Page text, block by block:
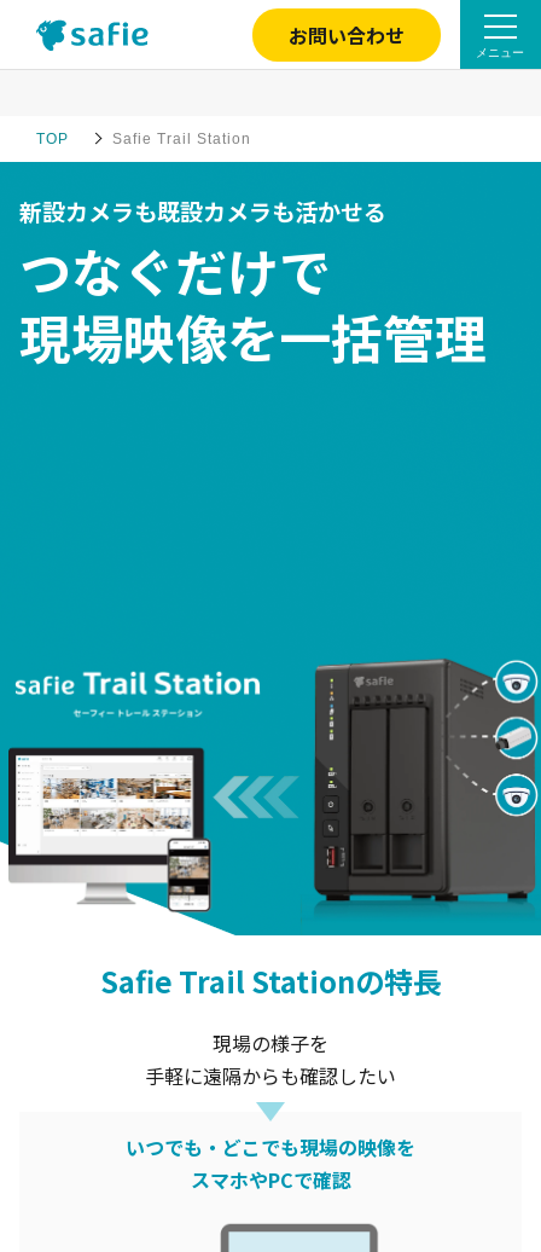
メニュー
お問い合わせ
TOP Safie Trail Station
新設カメラも既設カメラも活かせる
つなぐだけで
現場映像を一括管理
Safie Trail Stationの特長
現場の様子を
手軽に遠隔からも確認したい
いつでも・どこでも現場の映像を
スマホやPCで確認